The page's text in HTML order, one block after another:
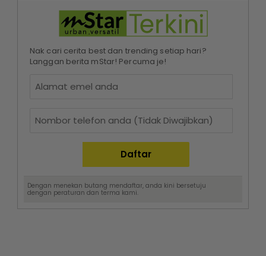
Nak cari cerita best dan trending setiap hari?
Langgan berita mStar! Percuma je!
Dengan menekan butang mendaftar, anda kini bersetuju
dengan peraturan dan terma kami.